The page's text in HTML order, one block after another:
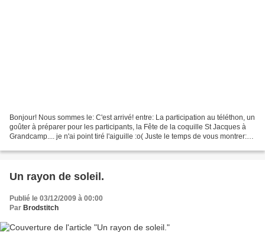
Bonjour! Nous sommes le: C'est arrivé! entre: La participation au téléthon, un
goûter à préparer pour les participants, la Fête de la coquille St Jacques à
Grandcamp.... je n'ai point tiré l'aiguille :o( Juste le temps de vous montrer:
Un rayon de soleil.
Publié le 03/12/2009 à 00:00
Par Brodstitch